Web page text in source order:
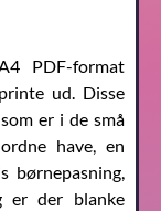
PDF-format
ud. Disse
er i de små
have, en
børnepasning,
er der blanke